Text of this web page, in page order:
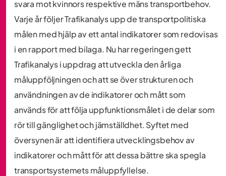
svara mot kvinnors respektive mäns transportbehov.
Varje år följer Trafikanalys upp de transportpolitiska
målen med hjälp av ett antal indikatorer som redovisas
i en rapport med bilaga. Nu har regeringen gett
Trafikanalys i uppdrag att utveckla den årliga
måluppföljningen och att se över strukturen och
användningen av de indikatorer och mått som
används för att följa uppfunktionsmålet i de delar som
rör till gänglighet och jämställdhet. Syftet med
översynen är att identifiera utvecklingsbehov av
indikatorer och mått för att dessa bättre ska spegla
transportsystemets måluppfyllelse.